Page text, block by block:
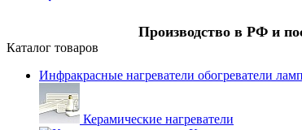
Производство в РФ и
Каталог товаров
Инфракрасные нагреватели обогреватели
Керамические нагреватели